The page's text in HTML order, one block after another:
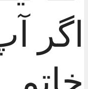
اگر